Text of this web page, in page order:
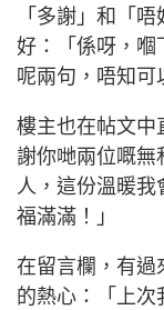
「多謝」和「
好：「係呀，嗰
呢兩句，唔知可
樓主也在帖文中
謝你哋兩位嘅無
人，這份溫暖我
福滿滿！」
在留言欄，有過
的熱心：「上